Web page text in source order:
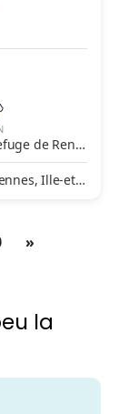
de Renn
Ille-et-V
»
la